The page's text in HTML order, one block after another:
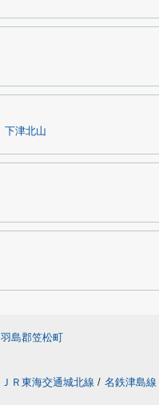
下津北山
羽島郡笠松町
ＪＲ東海交通城北線 / 名鉄津島線